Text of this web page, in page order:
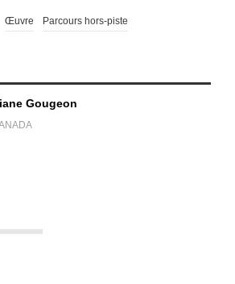
Œuvre Parcours hors-piste
Gougeon